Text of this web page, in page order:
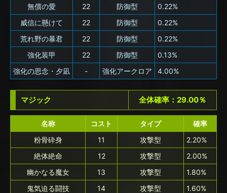
無償の愛
22 防御型
0.22%
威信に懸けて
22 防御型
0.22%
荒れ野の暴君
22 防御型
0.22%
強化装甲
22 防御型
0.13%
強化の思念・夕凪
- 強化アークロア 4.00%
マジック 全体確率：29.00％
名称 コスト タイプ
確率
粉骨砕身
11 攻撃型
2.20%
絶体絶命
12 攻撃型
2.00%
幽かなる魔女
13 攻撃型
1.80%
鬼気迫る闘技
14 攻撃型
1.60%